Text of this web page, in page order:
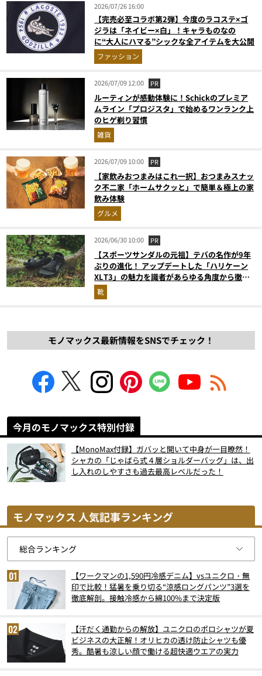
2026/07/26 16:00
【完売必至コラボ第2弾】今度のラコステ×ゴ
ジラは「ネイビー×白」！キャラものなの
に“大人にハマる”シックな全アイテムを大公開
ファッション
2026/07/09 12:00 PR
ルーティンが感動体験に！Schickのプレミア
ムライン「プロジスタ」で始めるワンランク上
のヒゲ剃り習慣
雑貨
2026/07/09 10:00 PR
【家飲みおつまみはこれ一択】おつまみスナッ
ク不二家「ホームサクッと」で簡単＆極上の家
飲み体験
グルメ
2026/06/30 10:00 PR
【スポーツサンダルの元祖】テバの名作が9年
ぶりの進化！ アップデートした「ハリケーン
XLT3」の魅力を識者があらゆる角度から徹底
解説！
靴
モノマックス最新情報をSNSでチェック！
今月のモノマックス特別付録
【MonoMax付録】ガバッと開いて中身が一目瞭然！
シャカの「じゃばら式４層ショルダーバッグ」は、出
し入れのしやすさも過去最高レベルだった！
モノマックス 人気記事ランキング
【ワークマンの1,590円冷感デニム】vsユニクロ・無
印で比較！猛暑を乗り切る“涼感ロングパンツ”3選を
徹底解剖。接触冷感から綿100%まで決定版
【汗だく通勤からの解放】ユニクロのポロシャツが夏
ビジネスの大正解！オリヒカの透け防止シャツも優
秀。酷暑も涼しい顔で働ける超快適ウエアの実力